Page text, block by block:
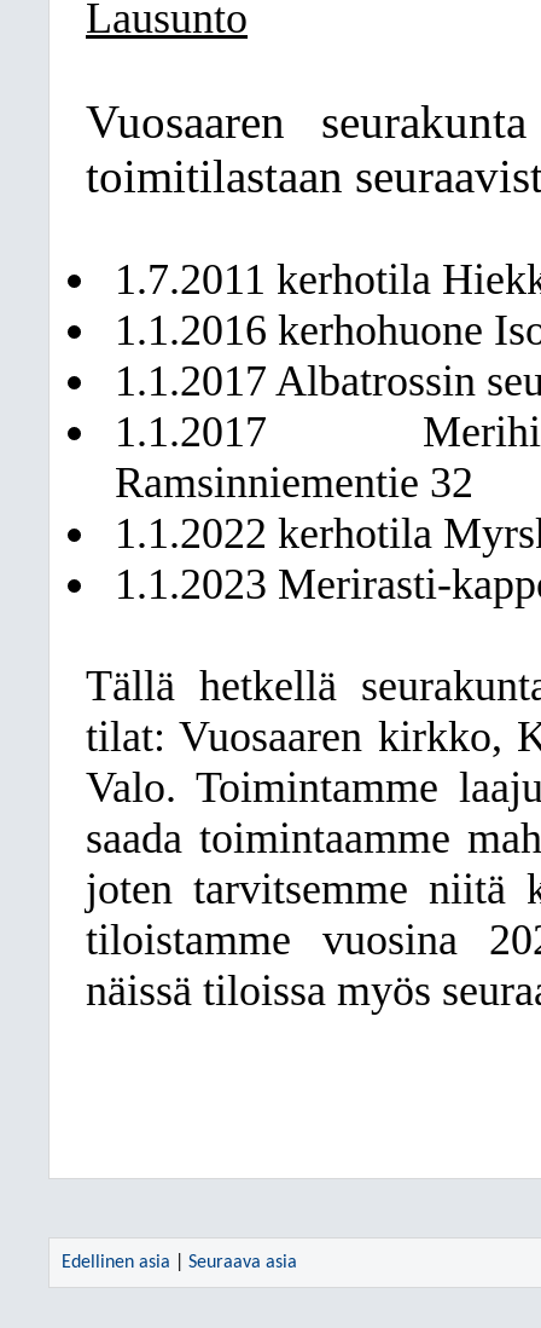
Lausunto
Vuosaaren
toimitilastaan
1.7.2011 kerhotila
1.1.2016 kerhohuone
1.1.2017 Albatrossin
1.1.2017
Ramsinniementie 32
1.1.2022 kerhotila
1.1.2023 Merirasti-
Tällä hetkellä
tilat: Vuosaaren kirkko,
Valo. Toimintamme
saada toimintaamme
joten tarvitsemme niitä
tiloistamme vuosina
näissä tiloissa myös
Edellinen asia Seuraava asia